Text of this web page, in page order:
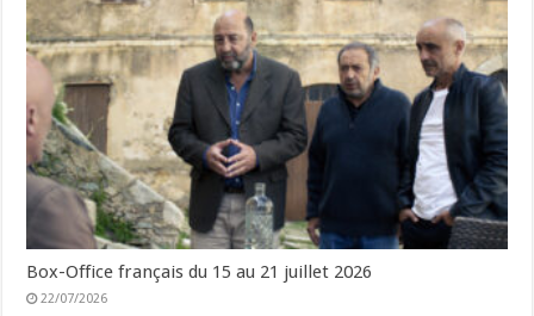
Box-Office français du 15 au 21 juillet 2026
22/07/2026